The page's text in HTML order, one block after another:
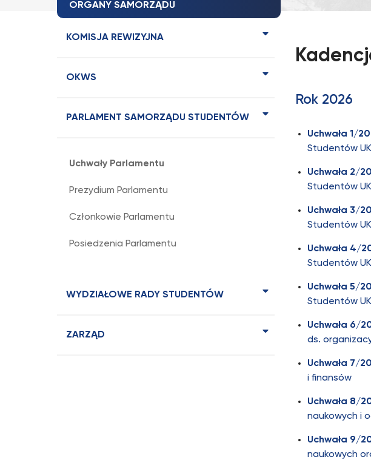
ORGANY SAMORZĄDU
KOMISJA REWIZYJNA
OKWS
PARLAMENT SAMORZĄDU STUDENTÓW
Uchwały Parlamentu
Prezydium Parlamentu
Członkowie Parlamentu
Posiedzenia Parlamentu
WYDZIAŁOWE RADY STUDENTÓW
ZARZĄD
Rok 2026
Uchwała 1/
Studentów
Uchwała 2/
Studentów
Uchwała 3/
Studentów
Uchwała 4/
Studentów
Uchwała 5/
Studentów
Uchwała 6/
ds.
Uchwała 7/
i finansów
Uchwała 8/
naukowych i
Uchwała 9/
naukowych